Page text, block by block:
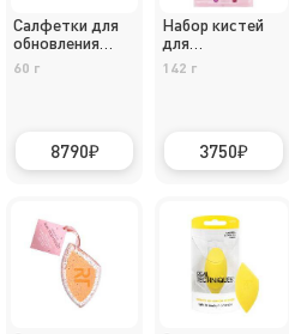
Салфетки для
обновления
кожи
60 г
8790
Набор кистей
для
совершенного
макияжа Real
142 г
3750